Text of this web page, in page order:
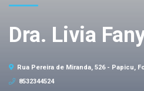
Dra. Livia
Rua Pereira de Miranda, 526 - Papicu,
8532344524